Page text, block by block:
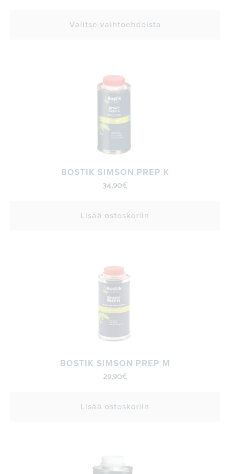
Valitse vaihtoehdoista
BOSTIK SIMSON PREP K
34,90€
Lisää ostoskoriin
BOSTIK SIMSON PREP M
29,90€
Lisää ostoskoriin